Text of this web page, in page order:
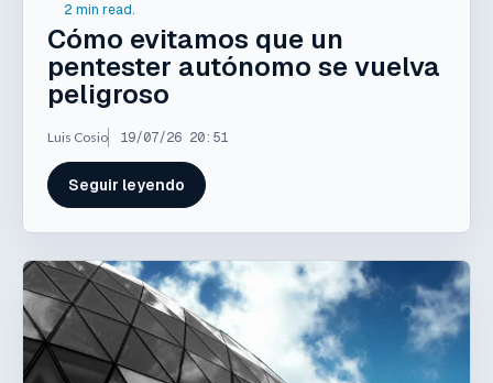
2 min read.
Cómo evitamos que un
pentester autónomo se vuelva
peligroso
Luis Cosio 19/07/26 20:51
Seguir leyendo